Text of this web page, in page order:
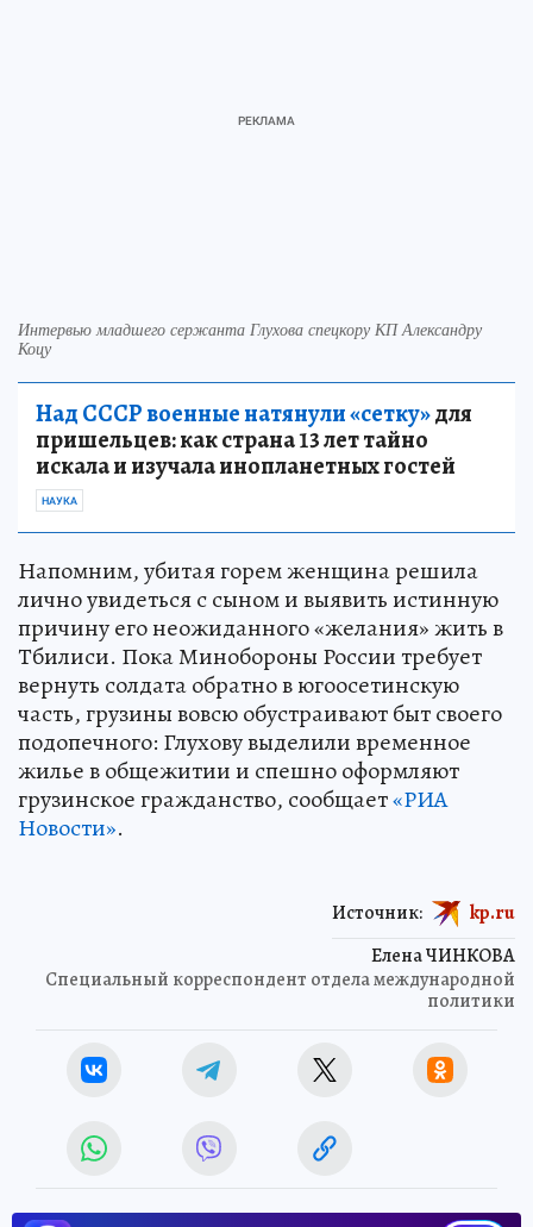
Интервью младшего сержанта Глухова спецкору КП Александру
Коцу
Над СССР военные натянули «сетку»для
пришельцев: как страна 13 лет тайно
искала и изучала инопланетных гостей
НАУКА
Напомним, убитая горем женщина решила
лично увидеться с сыном и выявить истинную
причину его неожиданного «желания» жить в
Тбилиси. Пока Минобороны России требует
вернуть солдата обратно в югоосетинскую
часть, грузины вовсю обустраивают быт своего
подопечного: Глухову выделили временное
жилье в общежитии и спешно оформляют
грузинское гражданство, сообщает«РИА
Новости».
Елена ЧИНКОВА
Специальный корреспондент отдела международной
политики
Источник: kp.ru